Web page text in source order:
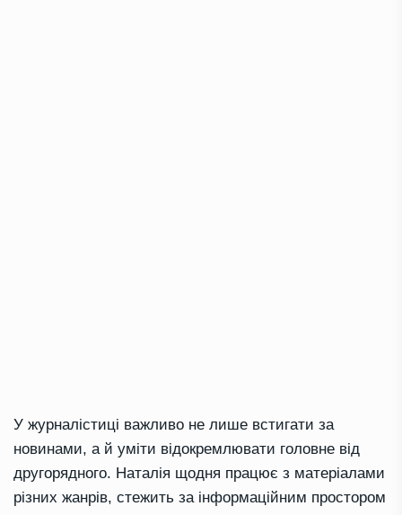
У журналістиці важливо не лише встигати за
новинами, а й уміти відокремлювати головне від
другорядного. Наталія щодня працює з матеріалами
різних жанрів, стежить за інформаційним простором